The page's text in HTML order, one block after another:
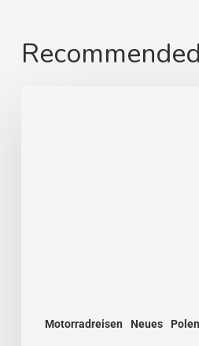
Motorradreisen Neues Polen